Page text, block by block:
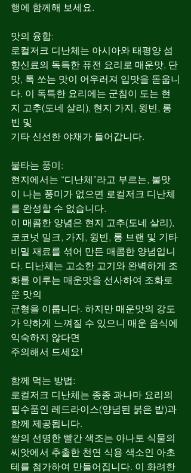
행에 함께해 보세요.
맛의 융합:
로컬저크 디난체는 아시아와 태평양 섬
향신료의 독특한 퓨전 요리로 매운맛, 단
맛, 톡 쏘는 맛이 어우러져 입맛을 돋웁니
다. 이 독특한 요리에는 군침이 도는 현
지 고추(도네 살리), 현지 가지, 윙빈, 롱
빈 및
기타 신선한 야채가 들어갑니다.
불타는 풍미:
현지에서는 “디난체”라고 부르는, 불맛
이 나는 풍미가 없으면 로컬저크 디난체
를 완성할 수 없습니다.
이 매콤한 양념은 현지 고추(도네 살리),
코코넛 밀크, 가지, 윙빈, 롱 브랜 및 기타
비밀 재료를 섞어 만든 매콤한 양념입니
다. 디난체는 고소한 고기와 완벽하게 조
화를 이루는 매운맛을 선사하여 조화로
운 맛의
균형을 이룹니다. 하지만 매운맛의 강도
가 약하게 느껴질 수 있으니 매운 음식에
익숙하지 않다면
주의해서 드세요!
함께 먹는 방법:
로컬저크 디난체는 종종 과나마 요리의
필수품인 레드라이스(양념된 붉은 밥)과
함께 제공됩니다.
쌀의 선명한 빨간 색조는 아나토 식물의
씨앗에서 추출한 천연 식용 색소인 아초
테를 첨가하여 만들어집니다. 이 화려한